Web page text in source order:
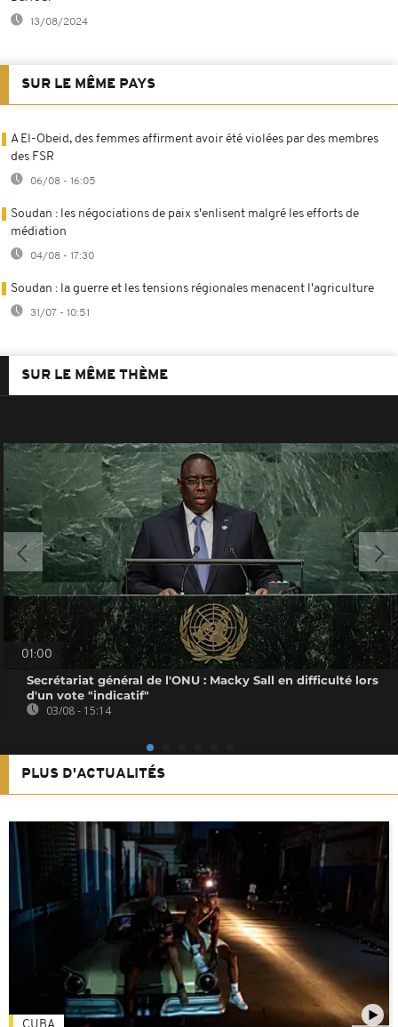
13/08/2024
SUR LE MÊME PAYS
A El-Obeid, des femmes affirment avoir été violées par des membres
des FSR
06/08 - 16:05
Soudan : les négociations de paix s'enlisent malgré les efforts de
médiation
04/08 - 17:30
Soudan : la guerre et les tensions régionales menacent l'agriculture
31/07 - 10:51
SUR LE MÊME THÈME
01:00
Secrétariat général de l'ONU : Macky Sall en difficulté lors
d'un vote "indicatif"
03/08 - 15:14
PLUS D'ACTUALITÉS